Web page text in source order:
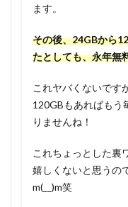
ます。
その後、24GBから
たとしても、永年無
これヤバくないです
120GBもあればもう
りませんね！
これちょっとした裏
嬉しくないと思うの
m(__)m笑